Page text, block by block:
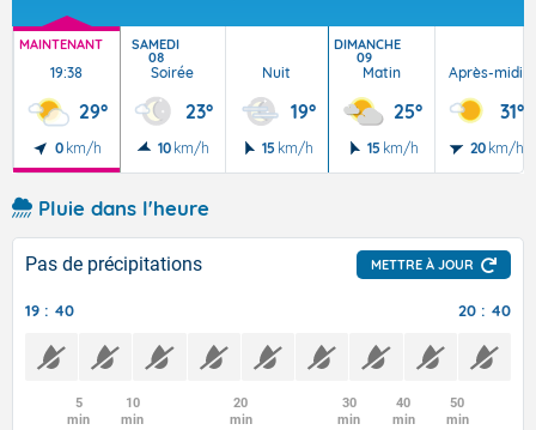
MAINTENANT
19:38
29°
0 km/h
SAMEDI
08
Soirée
23°
10 km/h
Nuit
19°
15 km/h
DIMANCHE
09
Matin
25°
15 km/h
Après-midi
31°
20 km/h
Pluie dans l'heure
Pas de précipitations METTRE À JOUR
19 : 40 20 : 40
5
min
10
min
20
min
30
min
40
min
50
min